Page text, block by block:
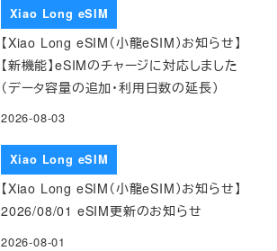
Xiao Long eSIM
【Xiao Long eSIM（小龍eSIM）お知らせ】
【新機能】eSIMのチャージに対応しました
（データ容量の追加・利用日数の延長）
2026-08-03
Xiao Long eSIM
【Xiao Long eSIM（小龍eSIM）お知らせ】
2026/08/01 eSIM更新のお知らせ
2026-08-01